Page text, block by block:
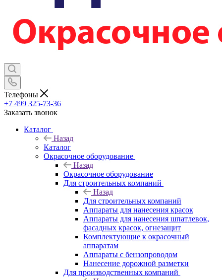
Телефоны
+7 499 325-73-36
Заказать звонок
Каталог
Назад
Каталог
Окрасочное оборудование
Назад
Окрасочное оборудование
Для строительных компаний
Назад
Для строительных компаний
Аппараты для нанесения красок
Аппараты для нанесения шпатлевок,
фасадных красок, огнезащит
Комплектующие к окрасочный
аппаратам
Аппараты с бензопроводом
Нанесение дорожной разметки
Для производственных компаний